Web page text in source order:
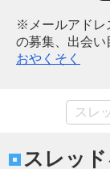
※メールアドレ
の募集、出会い
おやくそく
スレッ